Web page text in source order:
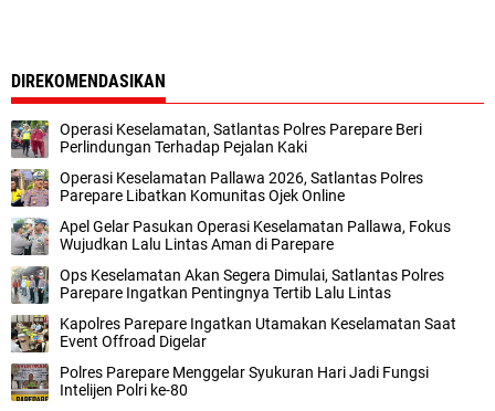
DIREKOMENDASIKAN
Operasi Keselamatan, Satlantas Polres Parepare Beri
Perlindungan Terhadap Pejalan Kaki
Operasi Keselamatan Pallawa 2026, Satlantas Polres
Parepare Libatkan Komunitas Ojek Online
Apel Gelar Pasukan Operasi Keselamatan Pallawa, Fokus
Wujudkan Lalu Lintas Aman di Parepare
Ops Keselamatan Akan Segera Dimulai, Satlantas Polres
Parepare Ingatkan Pentingnya Tertib Lalu Lintas
Kapolres Parepare Ingatkan Utamakan Keselamatan Saat
Event Offroad Digelar
Polres Parepare Menggelar Syukuran Hari Jadi Fungsi
Intelijen Polri ke-80